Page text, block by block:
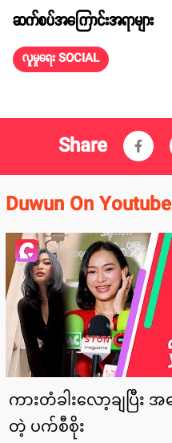
ဆက်စပ်အကြောင်းအရာများ
လူမှုရေး SOCIAL
Share
Duwun On Youtube